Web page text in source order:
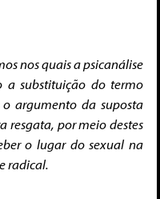
nos quais a psicanálise
a substituição do termo
o argumento da suposta
resgata, por meio destes
o lugar do sexual na
radical.